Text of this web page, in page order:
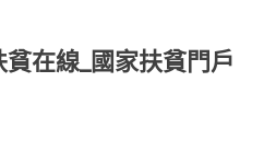
在線_國家扶貧門戶